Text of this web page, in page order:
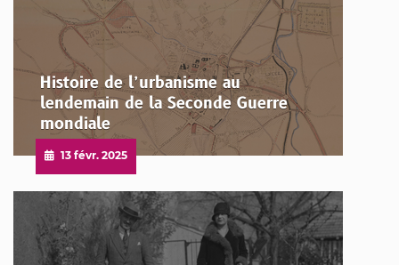
Histoire de l’urbanisme au
lendemain de la Seconde Guerre
mondiale
Publié
le
13 févr. 2025